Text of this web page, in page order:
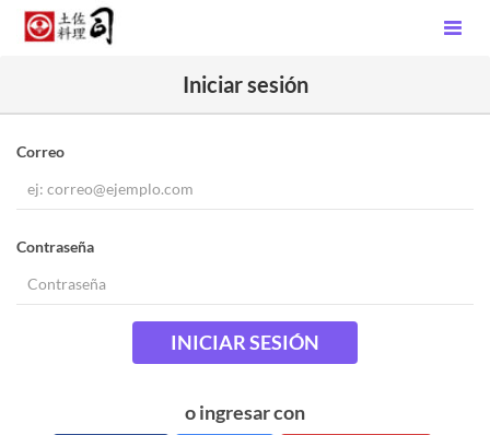
Iniciar sesión
Correo
Contraseña
INICIAR SESIÓN
o ingresar con